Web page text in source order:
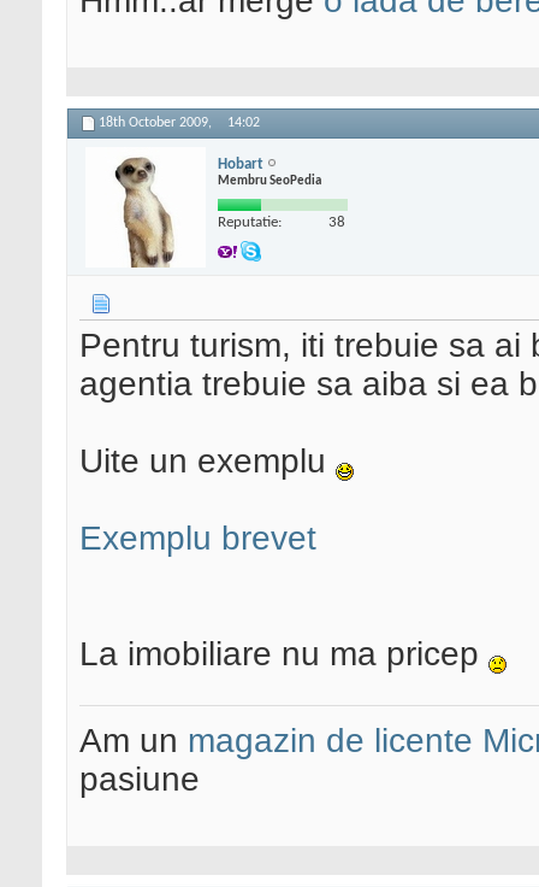
18th October 2009, 14:02
Hobart
Membru SeoPedia
Reputatie: 38
Pentru turism, iti trebuie sa
agentia trebuie sa aiba si ea
Uite un exemplu
Exemplu brevet
La imobiliare nu ma pricep
Am un magazin de licente
pasiune